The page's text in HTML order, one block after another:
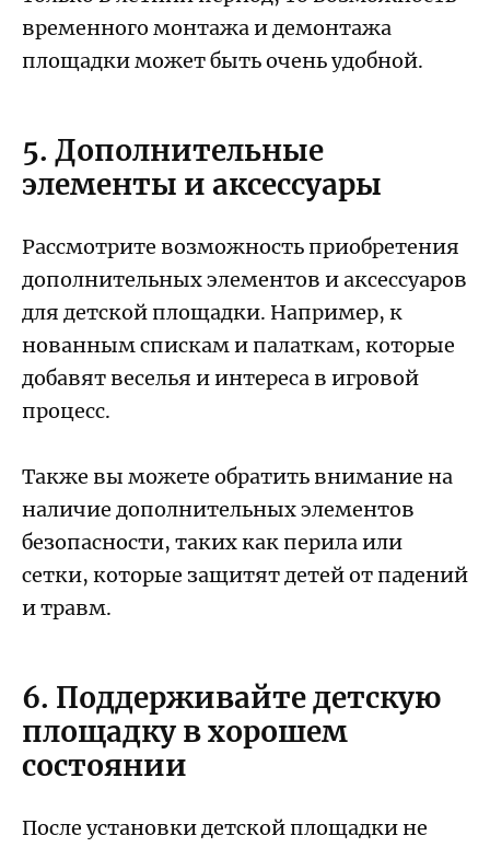
временного монтажа и демонтажа
площадки может быть очень удобной.
5. Дополнительные
элементы и аксессуары
Рассмотрите возможность приобретения
дополнительных элементов и аксессуаров
для детской площадки. Например, к
нованным спискам и палаткам, которые
добавят веселья и интереса в игровой
процесс.
Также вы можете обратить внимание на
наличие дополнительных элементов
безопасности, таких как перила или
сетки, которые защитят детей от падений
и травм.
6. Поддерживайте детскую
площадку в хорошем
состоянии
После установки детской площадки не